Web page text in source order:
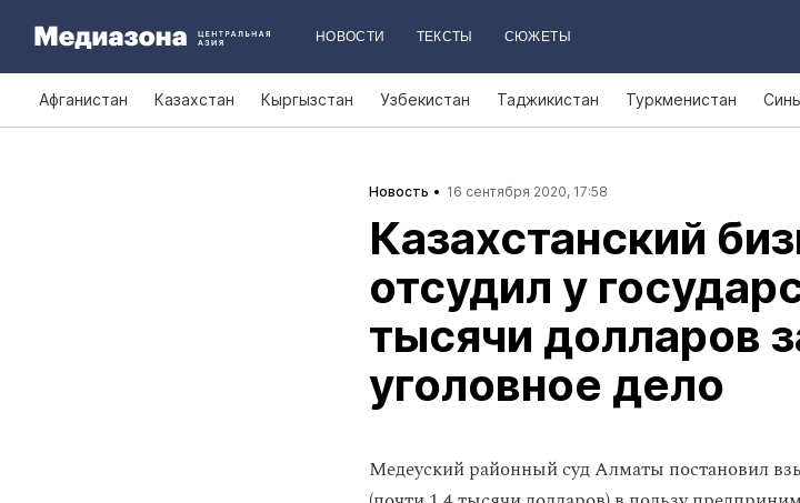
НОВОСТИ ТЕКСТЫ СЮЖЕТЫ
Афганистан Казахстан Кыргызстан Узбекистан Таджикистан Туркменистан
Новость 16 сентября 2020, 17:58
Казахстанский
отсудил у
тысячи долларов
уголовное дело
Медеуский районный суд Алматы постановил